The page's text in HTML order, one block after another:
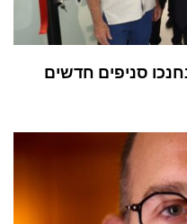
סניפים חדשים